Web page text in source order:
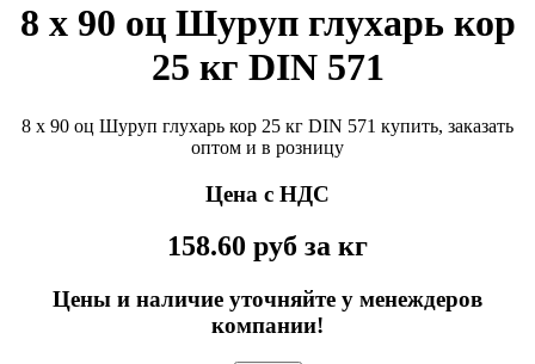
8 х 90 оц Шуруп глухарь кор
25 кг DIN 571
8 х 90 оц Шуруп глухарь кор 25 кг DIN 571 купить, заказать
оптом и в розницу
Цена с НДС
158.60 руб за кг
Цены и наличие уточняйте у менеждеров
компании!